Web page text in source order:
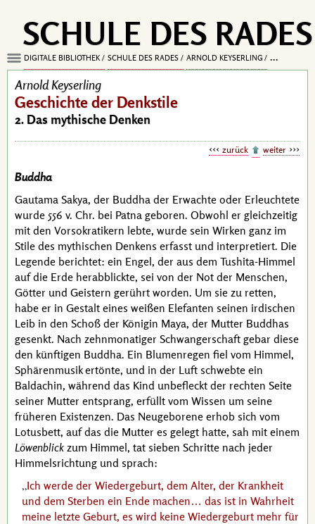
SCHULE DES RADES
DIGITALE BIBLIOTHEK SCHULE DES RADES ARNOLD KEYSERLING
Arnold Keyserling
Geschichte der Denkstile
2. Das mythische Denken
zurück weiter
Buddha
Gautama Sakya, der Buddha der Erwachte oder Erleuchtete
wurde 556 v. Chr. bei Patna geboren. Obwohl er gleichzeitig
mit den Vorsokratikern lebte, wurde sein Wirken ganz im
Stile des mythischen Denkens erfasst und interpretiert. Die
Legende berichtet: ein Engel, der aus dem Tushita-Himmel
auf die Erde herabblickte, sei von der Not der Menschen,
Götter und Geistern gerührt worden. Um sie zu retten,
habe er in Gestalt eines weißen Elefanten seinen irdischen
Leib in den Schoß der Königin Maya, der Mutter Buddhas
gesenkt. Nach zehnmonatiger Schwangerschaft gebar diese
den künftigen Buddha. Ein Blumenregen fiel vom Himmel,
Sphärenmusik ertönte, und in der Luft schwebte ein
Baldachin, während das Kind unbefleckt der rechten Seite
seiner Mutter entsprang, erfüllt vom Wissen um seine
früheren Existenzen. Das Neugeborene erhob sich vom
Lotusbett, auf das die Mutter es gelegt hatte, sah mit einem
Löwenblick zum Himmel, tat sieben Schritte nach jeder
Himmelsrichtung und sprach:
Ich werde der Wiedergeburt, dem Alter, der Krankheit
und dem Sterben ein Ende machen… das ist in Wahrheit
meine letzte Geburt, es wird keine Wiedergeburt mehr für